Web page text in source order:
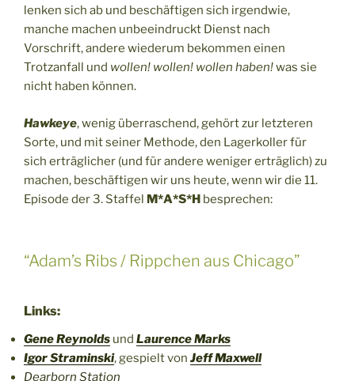
lenken sich ab und beschäftigen sich irgendwie,
manche machen unbeeindruckt Dienst nach
Vorschrift, andere wiederum bekommen einen
Trotzanfall und wollen! wollen! wollen haben!was sie
nicht haben können.
Hawkeye, wenig überraschend, gehört zur letzteren
Sorte, und mit seiner Methode, den Lagerkoller für
sich erträglicher (und für andere weniger erträglich) zu
machen, beschäftigen wir uns heute, wenn wir die 11.
Episode der 3. Staffel M*A*S*H besprechen:
“Adam’s Ribs / Rippchen aus Chicago”
Links:
Gene Reynolds und Laurence Marks
Igor Straminski, gespielt von Jeff Maxwell
Dearborn Station